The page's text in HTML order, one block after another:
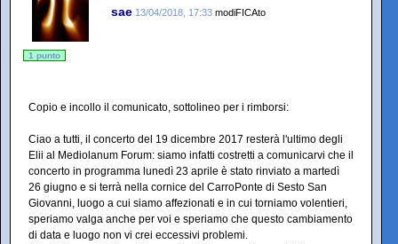
sae 13/04/2018, 17:33 modiFICAto
1 punto
Copio e incollo il comunicato, sottolineo per i rimborsi:
Ciao a tutti, il concerto del 19 dicembre 2017 resterà l'ultimo degli
Elii al Mediolanum Forum: siamo infatti costretti a comunicarvi che il
concerto in programma lunedì 23 aprile è stato rinviato a martedì
26 giugno e si terrà nella cornice del CarroPonte di Sesto San
Giovanni, luogo a cui siamo affezionati e in cui torniamo volentieri,
speriamo valga anche per voi e speriamo che questo cambiamento
di data e luogo non vi crei eccessivi problemi.